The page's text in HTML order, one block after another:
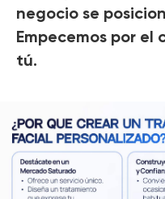
negocio se
Empecemos por el
tú.